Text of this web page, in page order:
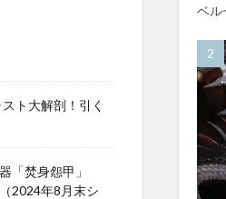
ト大解剖！引く
「焚身怨甲」
2024年8月末シ
ベル